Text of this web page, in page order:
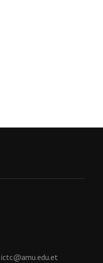
ictc@amu.edu.et